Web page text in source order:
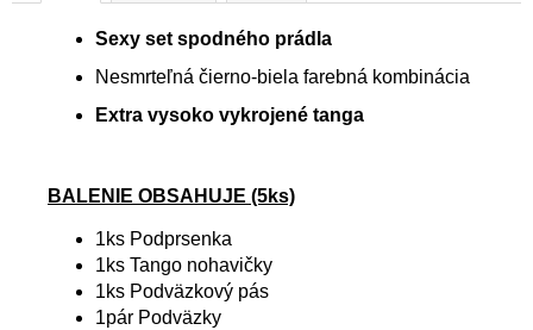
Sexy set spodného prádla
Nesmrteľná čierno-biela farebná kombinácia
Extra vysoko vykrojené tanga
BALENIE OBSAHUJE (5ks)
1ks Podprsenka
1ks Tango nohavičky
1ks Podväzkový pás
1pár Podväzky